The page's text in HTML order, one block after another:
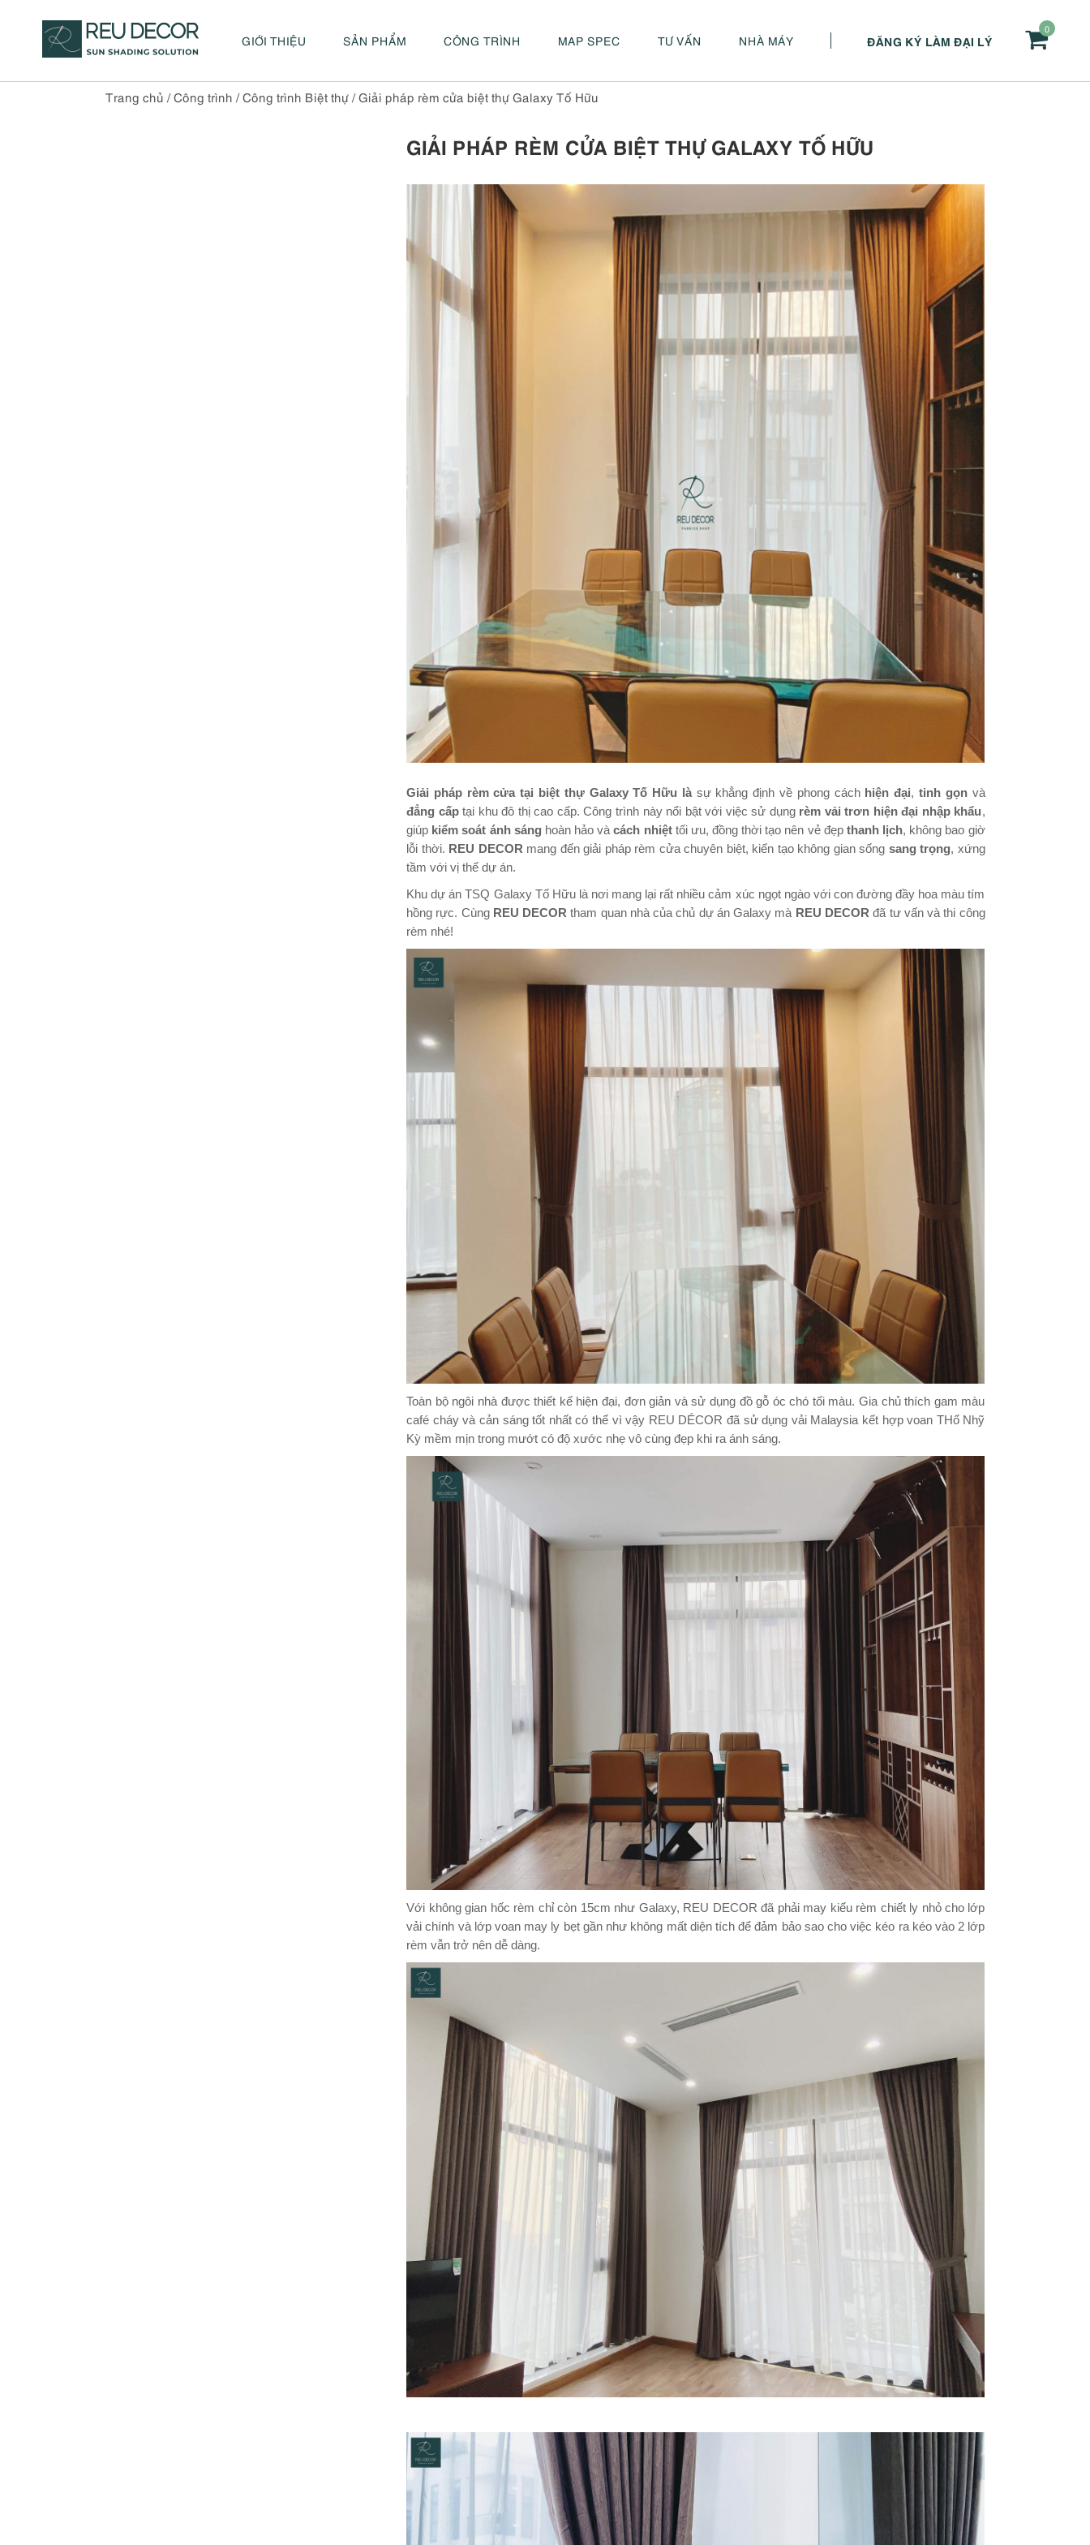
0
ĐĂNG KÝ LÀM ĐẠI LÝ
GIỚI THIỆU SẢN PHẨM CÔNG TRÌNH MAP SPEC TƯ VẤN NHÀ MÁY
Trang chủ /Công trình /Công trình Biệt thự/Giải pháp rèm cửa biệt thự Galaxy Tố Hữu
GIẢI PHÁP RÈM CỬA BIỆT THỰ GALAXY TỐ HỮU
Giải pháp rèm cửa tại biệt thự Galaxy Tố Hữu làsự khẳng định về phong cách hiện đại, tinh gọnvà
đẳng cấptại khu đô thị cao cấp. Công trình này nổi bật với việc sử dụng rèm vải trơn hiện đại nhập khẩu,
giúp kiểm soát ánh sáng hoàn hảo vàcách nhiệttối ưu, đồng thời tạo nên vẻ đẹp thanh lịch, không bao giờ
lỗi thời. REU DECOR mang đến giải pháp rèm cửa chuyên biệt, kiến tạo không gian sống sang trọng, xứng
tầm với vị thế dự án.
Khu dự án TSQ Galaxy Tố Hữu là nơi mang lại rất nhiều cảm xúc ngọt ngào với con đường đầy hoa màu tím
hồng rực. Cùng REU DECOR tham quan nhà của chủ dự án Galaxy mà REU DECOR đã tư vấn và thi công
rèm nhé!
Toàn bộ ngôi nhà được thiết kế hiện đại, đơn giản và sử dụng đồ gỗ óc chó tối màu. Gia chủ thích gam màu
café cháy và cản sáng tốt nhất có thể vì vậy REU DÉCOR đã sử dụng vải Malaysia kết hợp voan THổ Nhỹ
Kỳ mềm mịn trong mướt có độ xước nhẹ vô cùng đẹp khi ra ánh sáng.
Với không gian hốc rèm chỉ còn 15cm như Galaxy, REU DECOR đã phải may kiểu rèm chiết ly nhỏ cho lớp
vải chính và lớp voan may ly bẹt gần như không mất diện tích để đảm bảo sao cho việc kéo ra kéo vào 2 lớp
rèm vẫn trở nên dễ dàng.